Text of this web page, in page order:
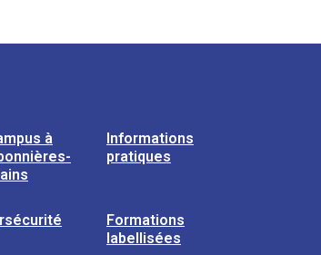
à
Informations
pratiques
Formations
labellisées